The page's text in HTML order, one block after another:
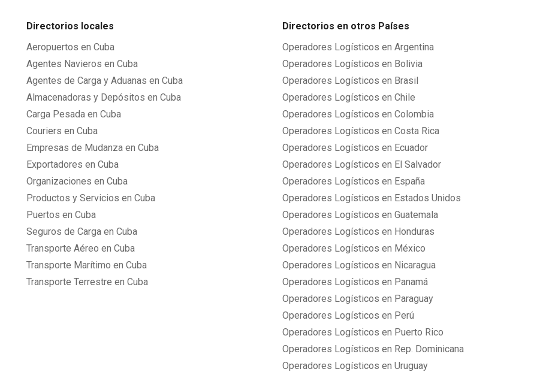
Directorios locales
Aeropuertos en Cuba
Agentes Navieros en Cuba
Agentes de Carga y Aduanas en Cuba
Almacenadoras y Depósitos en Cuba
Carga Pesada en Cuba
Couriers en Cuba
Empresas de Mudanza en Cuba
Exportadores en Cuba
Organizaciones en Cuba
Productos y Servicios en Cuba
Puertos en Cuba
Seguros de Carga en Cuba
Transporte Aéreo en Cuba
Transporte Marítimo en Cuba
Transporte Terrestre en Cuba
Directorios en otros Países
Operadores Logísticos en Argentina
Operadores Logísticos en Bolivia
Operadores Logísticos en Brasil
Operadores Logísticos en Chile
Operadores Logísticos en Colombia
Operadores Logísticos en Costa Rica
Operadores Logísticos en Ecuador
Operadores Logísticos en El Salvador
Operadores Logísticos en España
Operadores Logísticos en Estados Unidos
Operadores Logísticos en Guatemala
Operadores Logísticos en Honduras
Operadores Logísticos en México
Operadores Logísticos en Nicaragua
Operadores Logísticos en Panamá
Operadores Logísticos en Paraguay
Operadores Logísticos en Perú
Operadores Logísticos en Puerto Rico
Operadores Logísticos en Rep. Dominicana
Operadores Logísticos en Uruguay